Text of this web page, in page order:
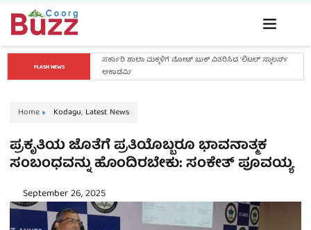
FLASH NEWS
ಕೊಡಗಿನ ಯುವ ನಾಯಕ ಪೊನ್ನಣ್ಣಗೆ ಸಚಿವ ಸ್ಥಾನ..? ನಿಯೋಗದ
ಎದುರು ಸಿಎಂ ಡಿ.ಕೆ. ಶಿವಕುಮಾರ್ ಮಹತ್ವದ ಸುಳಿವು..!
Home Kodagu, Latest News
ಪ್ರಕೃತಿಯ ಜೊತೆಗೆ ಪ್ರತಿಯೊಬ್ಬರೂ ಭಾವನಾತ್ಮಕ
ಸಂಬಂಧವನ್ನು ಹೊಂದಿರಬೇಕು: ಸಂಕೇತ್ ಪೂವಯ್ಯ
September 26, 2025